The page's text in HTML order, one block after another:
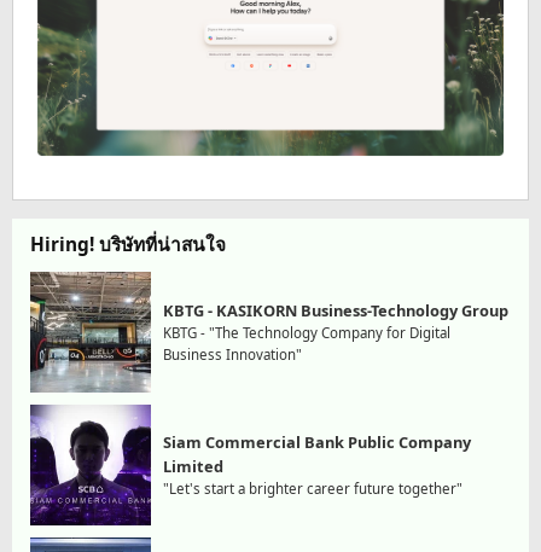
Hiring! บริษัทที่น่าสนใจ
KBTG - KASIKORN Business-Technology Group
KBTG - "The Technology Company for Digital
Business Innovation"
Siam Commercial Bank Public Company
Limited
"Let's start a brighter career future together"